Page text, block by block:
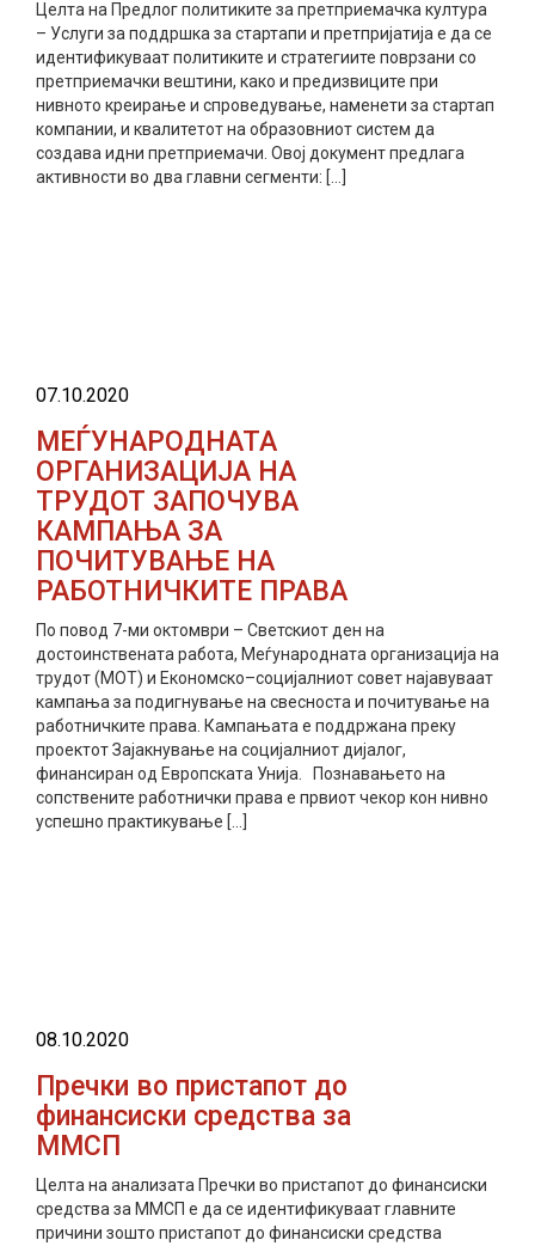
Целта на Предлог политиките за претприемачка култура
– Услуги за поддршка за стартапи и претпријатија е да се
идентификуваат политиките и стратегиите поврзани со
претприемачки вештини, како и предизвиците при
нивното креирање и спроведување, наменети за стартап
компании, и квалитетот на образовниот систем да
создава идни претприемачи. Овој документ предлага
активности во два главни сегменти: […]
07.10.2020
МЕЃУНАРОДНАТА
ОРГАНИЗАЦИЈА НА
ТРУДОТ ЗАПОЧУВА
КАМПАЊА ЗА
ПОЧИТУВАЊЕ НА
РАБОТНИЧКИТЕ ПРАВА
По повод 7-ми октомври – Светскиот ден на
достоинствената работа, Меѓународната организација на
трудот (МОТ) и Економско–социјалниот совет најавуваат
кампања за подигнување на свесноста и почитување на
работничките права. Кампањата е поддржана преку
проектот Зајакнување на социјалниот дијалог,
финансиран од Европската Унија. Познавањето на
сопствените работнички права е првиот чекор кон нивно
успешно практикување […]
08.10.2020
Пречки во пристапот до
финансиски средства за
ММСП
Целта на анализата Пречки во пристапот до финансиски
средства за ММСП е да се идентификуваат главните
причини зошто пристапот до финансиски средства